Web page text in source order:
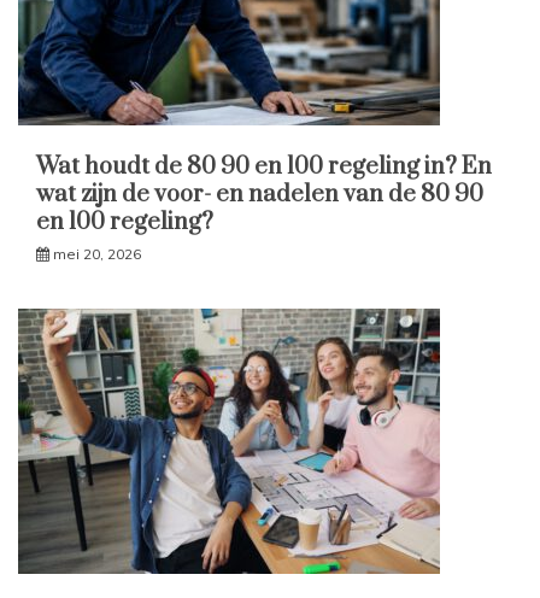
Wat houdt de 80 90 en 100 regeling in? En
wat zijn de voor- en nadelen van de 80 90
en 100 regeling?
mei 20, 2026